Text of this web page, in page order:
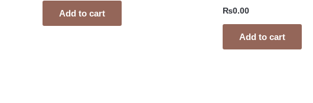
Add to cart ₨0.00
Add to cart